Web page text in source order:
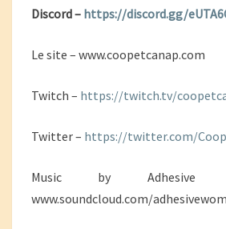
Discord – https://discord.gg/
Le site – www.coopetcanap.com
Twitch – https://twitch.tv/
Twitter – https://twitter.com/
Music by Adhesive
www.soundcloud.com/